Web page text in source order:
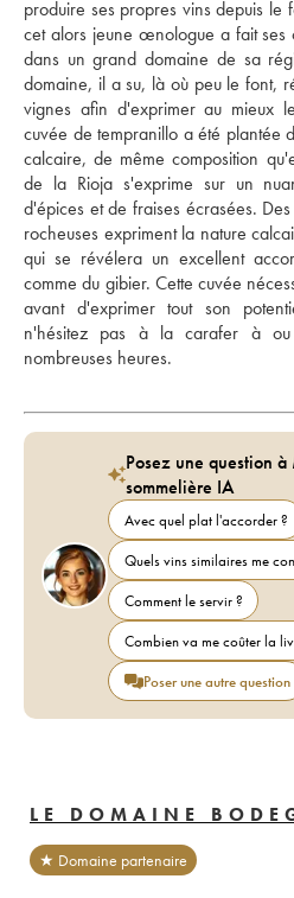
produire ses propres vins depuis le
cet alors jeune œnologue a fait ses
dans un grand domaine de sa
domaine, il a su, là où peu le font,
vignes afin d'exprimer au mieux
cuvée de tempranillo a été plantée
calcaire, de même composition
de la Rioja s'exprime sur un
d'épices et de fraises écrasées.
rocheuses expriment la nature
qui se révélera un excellent
comme du gibier. Cette cuvée
avant d'exprimer tout son
n'hésitez pas à la carafer à
nombreuses heures.
Posez une question
sommelière IA
Avec quel plat l'accorder ?
Quels vins similaires me
Comment le servir ?
Combien va me coûter la
Poser une autre question
LE DOMAINE
★ Domaine partenaire